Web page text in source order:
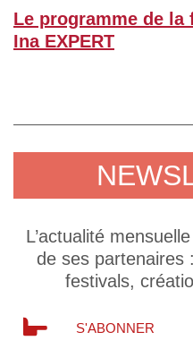
Le programme de
Ina EXPERT
L’actualité
de ses partenaires
festivals,
S'ABONNER